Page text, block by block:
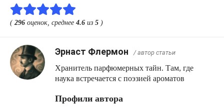
(296 оценок, среднее 4.6 из 5 )
Эрнаст Флермон / автор статьи
Хранитель парфюмерных тайн. Там, где
наука встречается с поэзией ароматов
Профили автора